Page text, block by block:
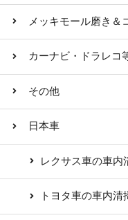
メッキモール磨き＆
カーナビ・ドラレコ
その他
日本車
レクサス車の車内
トヨタ車の車内清